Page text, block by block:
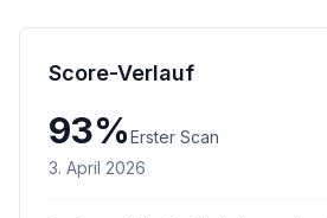
Score-Verlauf
93%Erster Scan
3. April 2026